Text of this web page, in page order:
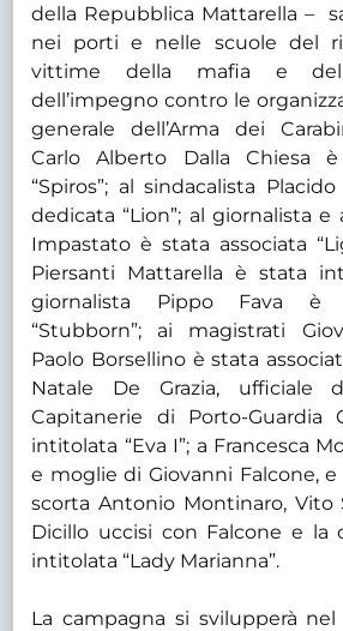
della Repubblica Mattarella –
nei porti e nelle scuole del
vittime della mafia e
dell’impegno contro le
generale dell’Arma dei
Carlo Alberto Dalla Chiesa
“Spiros”; al sindacalista
dedicata “Lion”; al giornalista
Impastato è stata associata
Piersanti Mattarella è stata
giornalista Pippo Fava è
“Stubborn”; ai magistrati
Paolo Borsellino è stata
Natale De Grazia, ufficiale
Capitanerie di Porto-Guardia
intitolata “Eva I”; a Francesca
e moglie di Giovanni Falcone,
scorta Antonio Montinaro, Vito
Dicillo uccisi con Falcone e la
intitolata “Lady Marianna”.
La campagna si svilupperà